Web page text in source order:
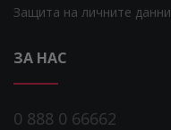
Защита на личните данни
ЗА НАС
0 888 0 66662